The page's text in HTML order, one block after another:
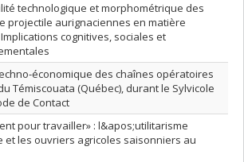
technologique et morphométrique des
projectile aurignaciennes en matière
cognitives, sociales et
économique des chaînes opératoires
Témiscouata (Québec), durant le Sylvicole
de Contact
pour travailler» : l&apos;utilitarisme
et les ouvriers agricoles saisonniers au